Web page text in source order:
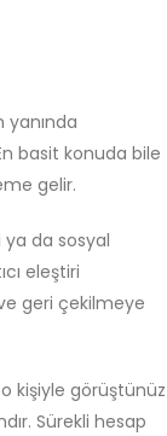
yanında
basit konuda bile
gelir.
ya da sosyal
eleştiri
ve geri çekilmeye
kişiyle görüştünüz
Sürekli hesap